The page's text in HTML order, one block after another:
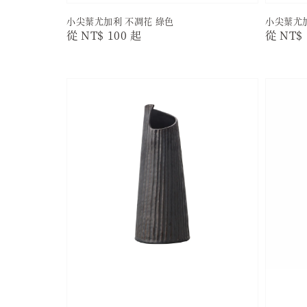
小尖葉尤加利 不凋花 綠色
Regular
從NT$ 100 起
小尖葉尤
從NT$